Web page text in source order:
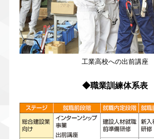
工業高校への出前講座
◆職業訓練体系表